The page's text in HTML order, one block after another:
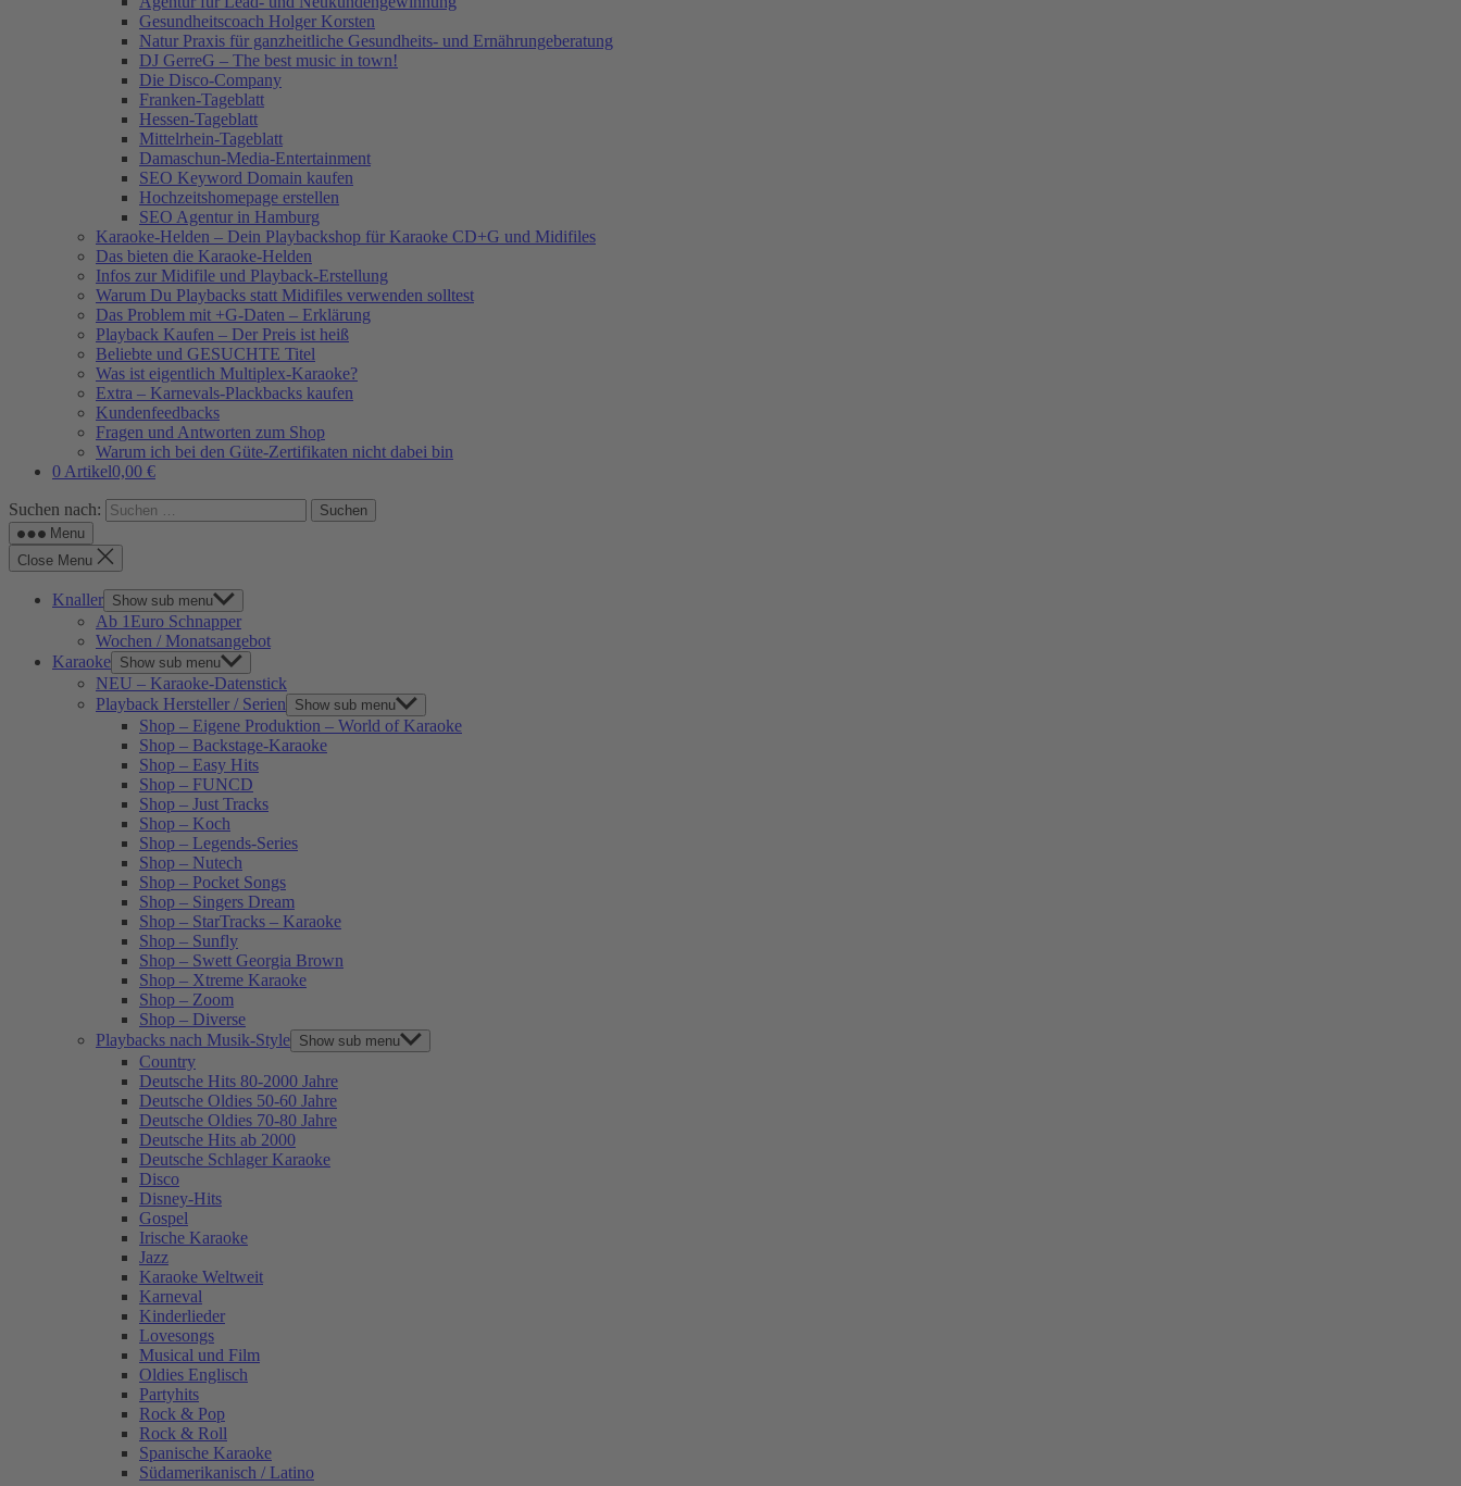
Gesundheitscoach Holger Korsten
Natur Praxis für ganzheitliche Gesundheits- und Ernährungeberatung
DJ GerreG – The best music in town!
Die Disco-Company
Franken-Tageblatt
Hessen-Tageblatt
Mittelrhein-Tageblatt
Damaschun-Media-Entertainment
SEO Keyword Domain kaufen
Hochzeitshomepage erstellen
SEO Agentur in Hamburg
Karaoke-Helden – Dein Playbackshop für Karaoke CD+G und Midifiles
Das bieten die Karaoke-Helden
Infos zur Midifile und Playback-Erstellung
Warum Du Playbacks statt Midifiles verwenden solltest
Das Problem mit +G-Daten – Erklärung
Playback Kaufen – Der Preis ist heiß
Beliebte und GESUCHTE Titel
Was ist eigentlich Multiplex-Karaoke?
Extra – Karnevals-Plackbacks kaufen
Kundenfeedbacks
Fragen und Antworten zum Shop
Warum ich bei den Güte-Zertifikaten nicht dabei bin
0 Artikel0,00 €
Suchen nach:
Menu
Close Menu
Knaller Show sub menu
Ab 1Euro Schnapper
Wochen / Monatsangebot
Karaoke Show sub menu
NEU – Karaoke-Datenstick
Playback Hersteller / Serien
Show sub menu
Shop – Eigene Produktion – World of Karaoke
Shop – Backstage-Karaoke
Shop – Easy Hits
Shop – FUNCD
Shop – Just Tracks
Shop – Koch
Shop – Legends-Series
Shop – Nutech
Shop – Pocket Songs
Shop – Singers Dream
Shop – StarTracks – Karaoke
Shop – Sunfly
Shop – Swett Georgia Brown
Shop – Xtreme Karaoke
Shop – Zoom
Shop – Diverse
Playbacks nach Musik-Style Show sub menu
Country
Deutsche Hits 80-2000 Jahre
Deutsche Oldies 50-60 Jahre
Deutsche Oldies 70-80 Jahre
Deutsche Hits ab 2000
Deutsche Schlager Karaoke
Disco
Disney-Hits
Gospel
Irische Karaoke
Jazz
Karaoke Weltweit
Karneval
Kinderlieder
Lovesongs
Musical und Film
Oldies Englisch
Partyhits
Rock & Pop
Rock & Roll
Spanische Karaoke
Südamerikanisch / Latino